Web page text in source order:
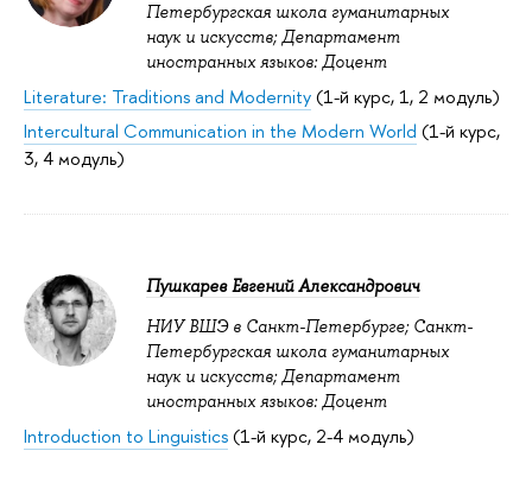
Петербургская школа гуманитарных
наук и искусств; Департамент
иностранных языков: Доцент
Literature: Traditions and Modernity(1-й курс, 1, 2 модуль)
Intercultural Communication in the Modern World (1-й курс,
3, 4 модуль)
Пушкарев Евгений Александрович
НИУ ВШЭ в Санкт-Петербурге; Санкт-
Петербургская школа гуманитарных
наук и искусств; Департамент
иностранных языков: Доцент
Introduction to Linguistics(1-й курс, 2-4 модуль)